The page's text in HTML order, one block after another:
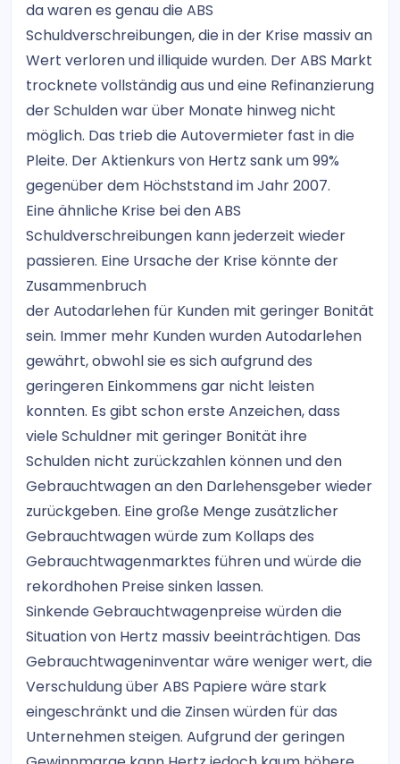
da waren es genau die ABS
Schuldverschreibungen, die in der Krise massiv an
Wert verloren und illiquide wurden. Der ABS Markt
trocknete vollständig aus und eine Refinanzierung
der Schulden war über Monate hinweg nicht
möglich. Das trieb die Autovermieter fast in die
Pleite. Der Aktienkurs von Hertz sank um 99%
gegenüber dem Höchststand im Jahr 2007.
Eine ähnliche Krise bei den ABS
Schuldverschreibungen kann jederzeit wieder
passieren. Eine Ursache der Krise könnte der
Zusammenbruch
der Autodarlehen für Kunden mit geringer Bonität
sein. Immer mehr Kunden wurden Autodarlehen
gewährt, obwohl sie es sich aufgrund des
geringeren Einkommens gar nicht leisten
konnten. Es gibt schon erste Anzeichen, dass
viele Schuldner mit geringer Bonität ihre
Schulden nicht zurückzahlen können und den
Gebrauchtwagen an den Darlehensgeber wieder
zurückgeben. Eine große Menge zusätzlicher
Gebrauchtwagen würde zum Kollaps des
Gebrauchtwagenmarktes führen und würde die
rekordhohen Preise sinken lassen.
Sinkende Gebrauchtwagenpreise würden die
Situation von Hertz massiv beeinträchtigen. Das
Gebrauchtwageninventar wäre weniger wert, die
Verschuldung über ABS Papiere wäre stark
eingeschränkt und die Zinsen würden für das
Unternehmen steigen. Aufgrund der geringen